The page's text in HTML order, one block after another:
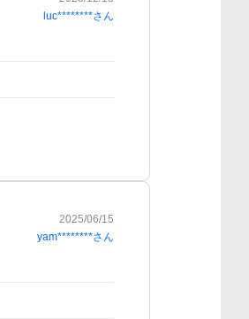
luc********さん
2025/06/15
yam********さん